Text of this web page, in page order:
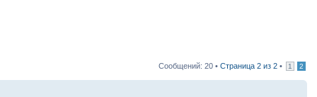
Сообщений: 20 • Страница 2 из 2 • 1 2